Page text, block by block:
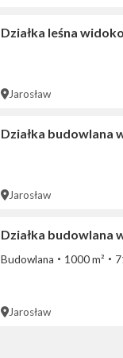
Działka leśna
Jarosław
Działka budowlana
Jarosław
Działka budowlana
Budowlana 1000 m²
Jarosław